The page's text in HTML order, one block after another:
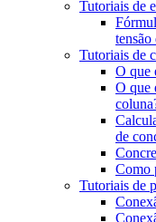
Tutoriais de
Tutoriais de
O que
O que
de
Como
Tutoriais de